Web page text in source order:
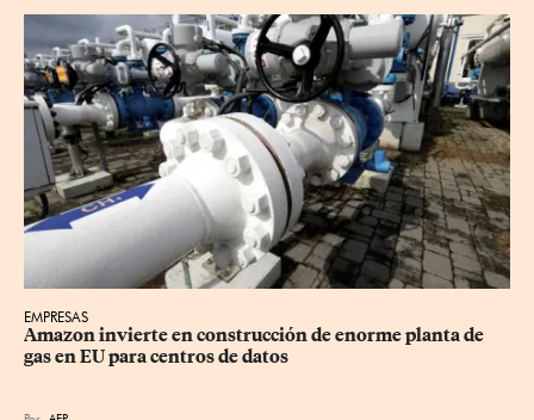
EMPRESAS
Amazon invierte en construcción de enorme planta de
gas en EU para centros de datos